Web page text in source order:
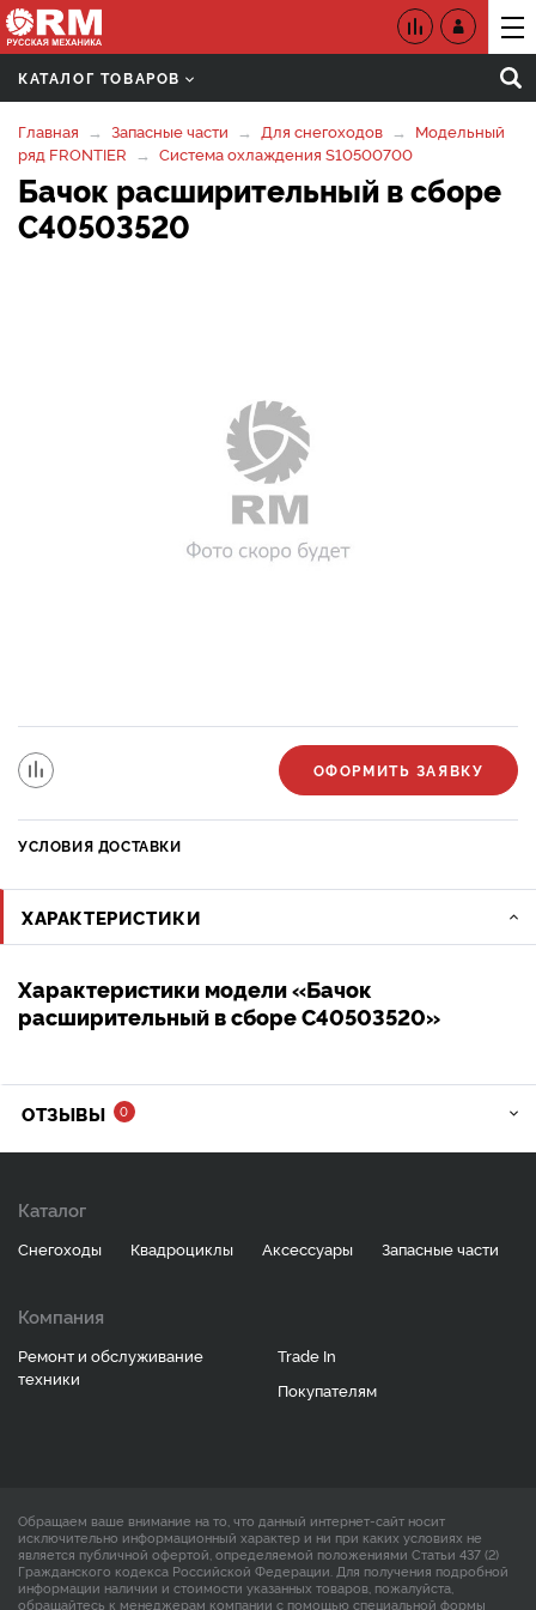
КАТАЛОГ ТОВАРОВ
Главная Запасные части Для снегоходов
Модельный
ряд FRONTIER
Система охлаждения S10500700
Бачок расширительный в сборе
C40503520
ОФОРМИТЬ ЗАЯВКУ
УСЛОВИЯ ДОСТАВКИ
ХАРАКТЕРИСТИКИ
Характеристики модели «Бачок
расширительный в сборе C40503520»
ОТЗЫВЫ 0
Каталог
Снегоходы Квадроциклы Аксессуары Запасные части
Компания
Ремонт и обслуживание
техники
Trade In
Покупателям
Обращаем ваше внимание на то, что данный интернет-сайт носит
исключительно информационный характер и ни при каких условиях не
является публичной офертой, определяемой положениями Статьи 437 (2)
Гражданского кодекса Российской Федерации. Для получения подробной
информации наличии и стоимости указанных товаров, пожалуйста,
обращайтесь к менеджерам компании с помощью специальной формы